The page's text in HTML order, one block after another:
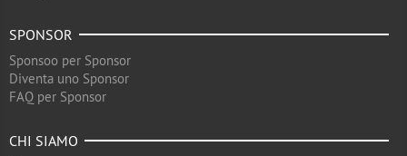
SPONSOR
Sponsoo per Sponsor
Diventa uno Sponsor
FAQ per Sponsor
CHI SIAMO